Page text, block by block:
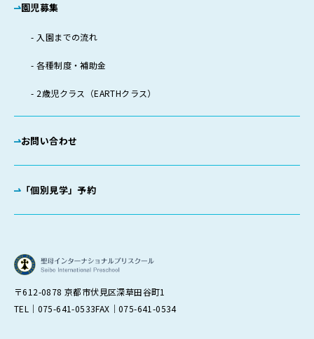
園児募集
入園までの流れ
各種制度・補助金
2歳児クラス（EARTHクラス）
お問い合わせ
「個別見学」予約
〒612-0878 京都市伏見区深草田谷町1
TEL｜075-641-0533FAX｜075-641-0534